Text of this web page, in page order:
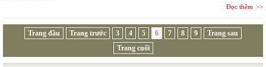
Đọc thêm
Trang đầu Trang trước 3 4 5 6 7 8 9
Trang sau
Trang cuối